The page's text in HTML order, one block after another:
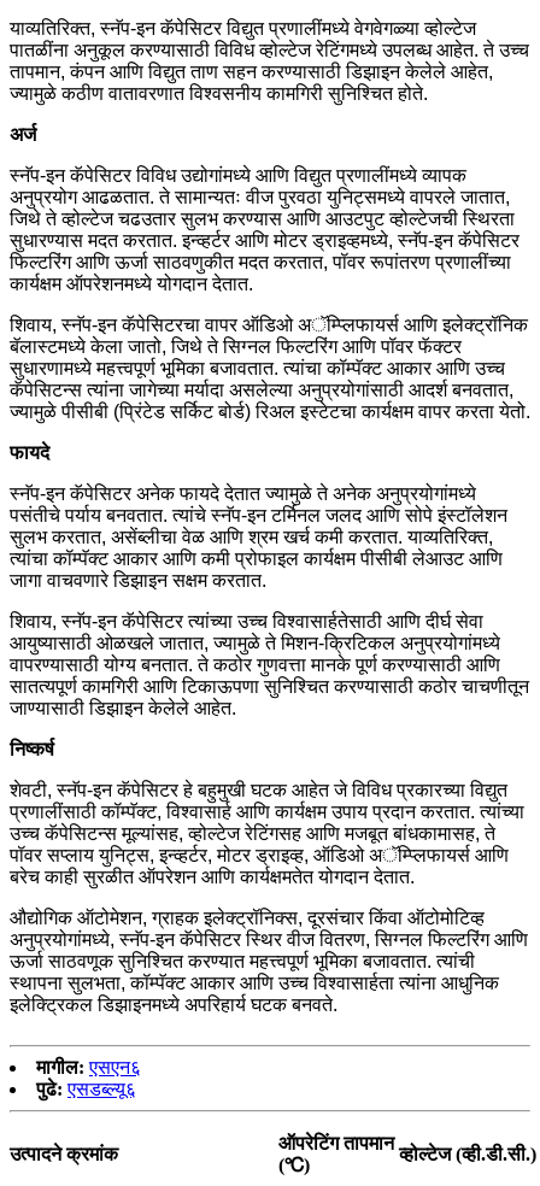
याव्यतिरिक्त, स्नॅप-इन कॅपेसिटर विद्युत प्रणालींमध्ये वेगवेगळ्या व्होल्टेज
पातळींना अनुकूल करण्यासाठी विविध व्होल्टेज रेटिंगमध्ये उपलब्ध आहेत. ते उच्च
तापमान, कंपन आणि विद्युत ताण सहन करण्यासाठी डिझाइन केलेले आहेत,
ज्यामुळे कठीण वातावरणात विश्वसनीय कामगिरी सुनिश्चित होते.
अर्ज
स्नॅप-इन कॅपेसिटर विविध उद्योगांमध्ये आणि विद्युत प्रणालींमध्ये व्यापक
अनुप्रयोग आढळतात. ते सामान्यतः वीज पुरवठा युनिट्समध्ये वापरले जातात,
जिथे ते व्होल्टेज चढउतार सुलभ करण्यास आणि आउटपुट व्होल्टेजची स्थिरता
सुधारण्यास मदत करतात. इन्व्हर्टर आणि मोटर ड्राइव्हमध्ये, स्नॅप-इन कॅपेसिटर
फिल्टरिंग आणि ऊर्जा साठवणुकीत मदत करतात, पॉवर रूपांतरण प्रणालींच्या
कार्यक्षम ऑपरेशनमध्ये योगदान देतात.
शिवाय, स्नॅप-इन कॅपेसिटरचा वापर ऑडिओ अॅम्प्लिफायर्स आणि इलेक्ट्रॉनिक
बॅलास्टमध्ये केला जातो, जिथे ते सिग्नल फिल्टरिंग आणि पॉवर फॅक्टर
सुधारणामध्ये महत्त्वपूर्ण भूमिका बजावतात. त्यांचा कॉम्पॅक्ट आकार आणि उच्च
कॅपेसिटन्स त्यांना जागेच्या मर्यादा असलेल्या अनुप्रयोगांसाठी आदर्श बनवतात,
ज्यामुळे पीसीबी (प्रिंटेड सर्किट बोर्ड) रिअल इस्टेटचा कार्यक्षम वापर करता येतो.
फायदे
स्नॅप-इन कॅपेसिटर अनेक फायदे देतात ज्यामुळे ते अनेक अनुप्रयोगांमध्ये
पसंतीचे पर्याय बनवतात. त्यांचे स्नॅप-इन टर्मिनल जलद आणि सोपे इंस्टॉलेशन
सुलभ करतात, असेंब्लीचा वेळ आणि श्रम खर्च कमी करतात. याव्यतिरिक्त,
त्यांचा कॉम्पॅक्ट आकार आणि कमी प्रोफाइल कार्यक्षम पीसीबी लेआउट आणि
जागा वाचवणारे डिझाइन सक्षम करतात.
शिवाय, स्नॅप-इन कॅपेसिटर त्यांच्या उच्च विश्वासार्हतेसाठी आणि दीर्घ सेवा
आयुष्यासाठी ओळखले जातात, ज्यामुळे ते मिशन-क्रिटिकल अनुप्रयोगांमध्ये
वापरण्यासाठी योग्य बनतात. ते कठोर गुणवत्ता मानके पूर्ण करण्यासाठी आणि
सातत्यपूर्ण कामगिरी आणि टिकाऊपणा सुनिश्चित करण्यासाठी कठोर चाचणीतून
जाण्यासाठी डिझाइन केलेले आहेत.
निष्कर्ष
शेवटी, स्नॅप-इन कॅपेसिटर हे बहुमुखी घटक आहेत जे विविध प्रकारच्या विद्युत
प्रणालींसाठी कॉम्पॅक्ट, विश्वासार्ह आणि कार्यक्षम उपाय प्रदान करतात. त्यांच्या
उच्च कॅपेसिटन्स मूल्यांसह, व्होल्टेज रेटिंगसह आणि मजबूत बांधकामासह, ते
पॉवर सप्लाय युनिट्स, इन्व्हर्टर, मोटर ड्राइव्ह, ऑडिओ अॅम्प्लिफायर्स आणि
बरेच काही सुरळीत ऑपरेशन आणि कार्यक्षमतेत योगदान देतात.
औद्योगिक ऑटोमेशन, ग्राहक इलेक्ट्रॉनिक्स, दूरसंचार किंवा ऑटोमोटिव्ह
अनुप्रयोगांमध्ये, स्नॅप-इन कॅपेसिटर स्थिर वीज वितरण, सिग्नल फिल्टरिंग आणि
ऊर्जा साठवणूक सुनिश्चित करण्यात महत्त्वपूर्ण भूमिका बजावतात. त्यांची
स्थापना सुलभता, कॉम्पॅक्ट आकार आणि उच्च विश्वासार्हता त्यांना आधुनिक
इलेक्ट्रिकल डिझाइनमध्ये अपरिहार्य घटक बनवते.
मागील: एसएन६
पुढे: एसडब्ल्यू६
उत्पादने क्रमांक
ऑपरेटिंग तापमान
(℃)
व्होल्टेज (व्ही.डी.सी.)